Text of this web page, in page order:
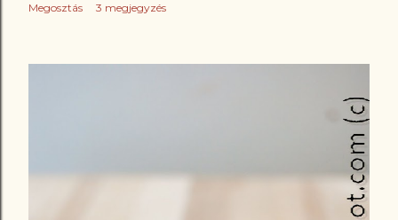
Megosztás 3 megjegyzés